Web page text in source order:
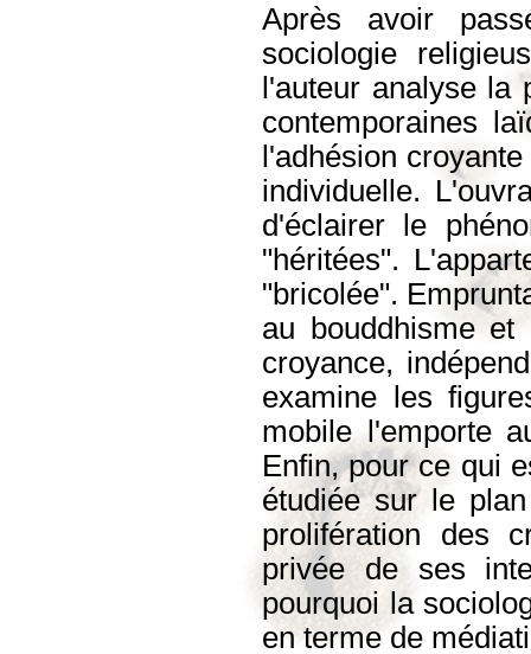
Après avoir
sociologie
l'auteur analyse la
contemporaines
l'adhésion
individuelle.
d'éclairer le
"héritées".
"bricolée".
au bouddhisme
croyance,
examine les
mobile l'emporte
Enfin, pour ce qui
étudiée sur le
prolifération des
privée de ses
pourquoi la
en terme de